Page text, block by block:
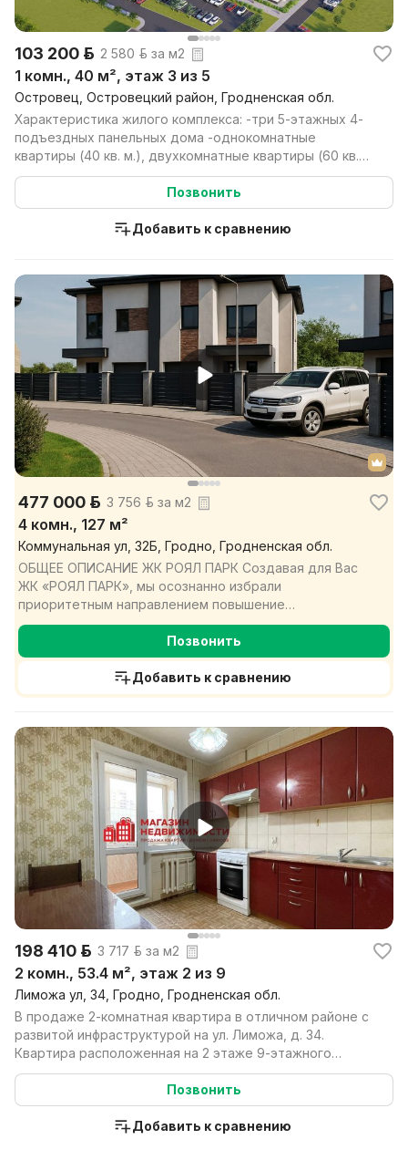
103 200 р. 2 580 р. за м2
1 комн., 40 м², этаж 3 из 5
Островец, Островецкий район, Гродненская обл.
Характеристика жилого комплекса: -три 5-этажных 4-
подъездных панельных дома -однокомнатные
квартиры (40 кв. м.), двухкомнатные квартиры (60 кв.
м.) -...
Позвонить
Добавить к сравнению
477 000 р. 3 756 р. за м2
4 комн., 127 м²
Коммунальная ул, 32Б, Гродно, Гродненская обл.
ОБЩЕЕ ОПИСАНИЕ ЖК РОЯЛ ПАРК Создавая для Вас
ЖК «РОЯЛ ПАРК», мы осознанно избрали
приоритетным направлением повышение
комфортности Вашего будущего жи...
Позвонить
Добавить к сравнению
198 410 р. 3 717 р. за м2
2 комн., 53.4 м², этаж 2 из 9
Лиможа ул, 34, Гродно, Гродненская обл.
В продаже 2-комнатная квартира в отличном районе с
развитой инфраструктурой на ул. Лиможа, д. 34.
Квартира расположенная на 2 этаже 9-этажного
панельн...
Позвонить
Добавить к сравнению